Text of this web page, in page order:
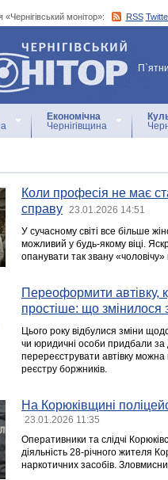
«Чернігівський монітор»: RSS
монітор»
Економічна
Чернігівщина
Коли професія не має
справу
23.01.2026 14:51
У сучасному світі все більше
можливий у будь-якому віці.
опанувати так звану
Переоформити автівку,
простіше: що змінилося
Цього року відбулися зміни
чи юридичні особи придбали за
перереєструвати автівку
реєстру боржників.
На Корюківщині
23.01.2026 11:35
Оперативники та слідчі
діяльність 28-річного жителя
наркотичних засобів.